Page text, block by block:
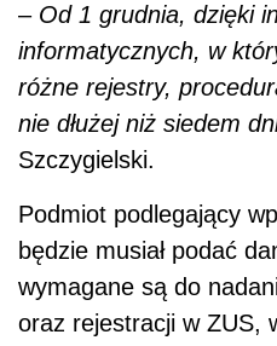
– Od 1 grudnia, dzięki
informatycznych, w
różne rejestry,
nie dłużej niż siedem
Szczygielski.
Podmiot podlegający
będzie musiał podać
wymagane są do
oraz rejestracji w ZUS,